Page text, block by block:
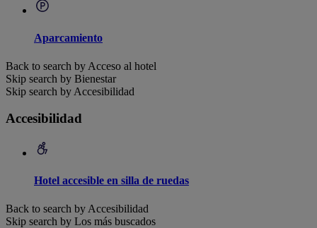
Aparcamiento
Back to search by Acceso al hotel
Skip search by Bienestar
Skip search by Accesibilidad
Accesibilidad
Hotel accesible en silla de ruedas
Back to search by Accesibilidad
Skip search by Los más buscados